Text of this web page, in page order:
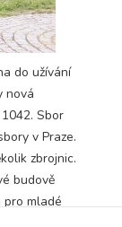
do užívání
nová
Sbor
v Praze.
zbrojnic.
budově
pro mladé